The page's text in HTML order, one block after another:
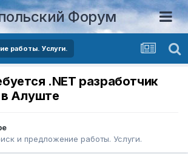
Форум
работы. Услуги.
.NET разработчик
Алуште
и предложение работы. Услуги.